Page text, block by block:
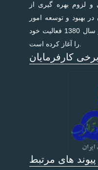
لزوم بهره گیری از
بهبود و توسعه امور
کشور در عرصه های مختلف، از سال 1380 فعالیت خود
برخی کارفرمایان
پیوند های مرتبط